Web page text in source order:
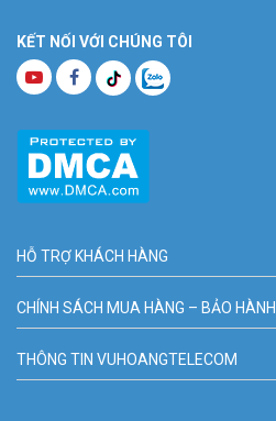
KẾT NỐI VỚI CHÚNG TÔI
HỖ TRỢ KHÁCH HÀNG
CHÍNH SÁCH MUA HÀNG – BẢO HÀNH
THÔNG TIN VUHOANGTELECOM